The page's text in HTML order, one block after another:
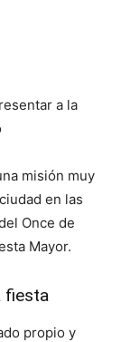
a la
misión muy
en las
Once de
Mayor.
fiesta
propio y